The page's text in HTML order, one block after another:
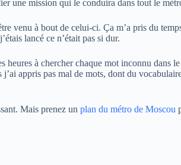
une mission qui le conduira dans tout le
venu à bout de celui-ci. Ça m’a pris du
lancé ce n’était pas si dur.
heures à chercher chaque mot inconnu
appris pas mal de mots, dont du
Mais prenez un plan du métro de Moscou